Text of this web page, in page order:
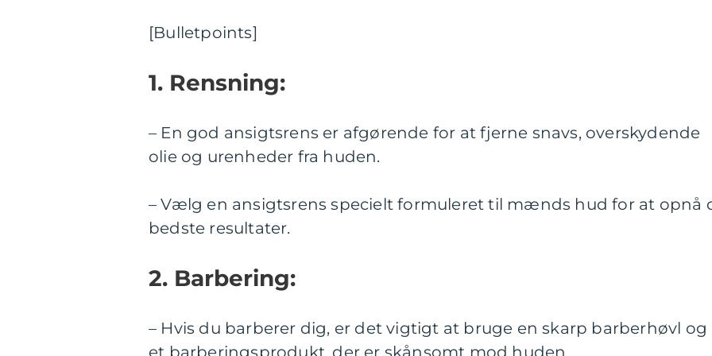
[Bulletpoints]
1. Rensning:
– En god ansigtsrens er afgørende for at fjerne snavs, overskydende
olie og urenheder fra huden.
– Vælg en ansigtsrens specielt formuleret til mænds hud for at opnå
bedste resultater.
2. Barbering:
– Hvis du barberer dig, er det vigtigt at bruge en skarp barberhøvl og
et barberingsprodukt, der er skånsomt mod huden.